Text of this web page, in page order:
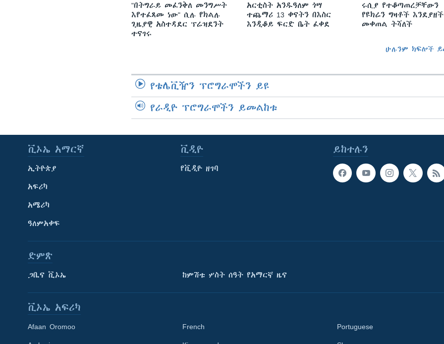
"በትግራይ መፈንቅለ መንግሥት
እየተፈጸመ ነው" ሲሉ የክልሉ
ጊዜያዊ አስተዳደር ፕሬዝደንት
ተናገሩ
አርቲስት አንዱዓለም ጎሣ
ተጨማሪ 13 ቀናትን በእስር
እንዲቆይ ፍርድ ቤት ፈቀደ
ሩሲያ የተቆጣጠረቻቸውን
የዩክሬን ግዛቶች እንደያዘች
መቀጠል ትሻለች
ሁሉንም ክፍሎች
የቴሌቪዥን ፕሮግራሞችን ይዩ
የራዲዮ ፕሮግራሞችን ይመልከቱ
ይከተሉን
ቪኦኤ አማርኛ
ኢትዮጵያ
አፍሪካ
አሜሪካ
ዓለምአቀፍ
ቪዲዮ
የቪዲዮ ዘገባ
ድምጽ
ጋቢና ቪኦኤ ከምሽቱ ሦስት ሰዓት የአማርኛ ዜና
ቪኦኤ አፍሪካ
Afaan Oromoo French Portuguese